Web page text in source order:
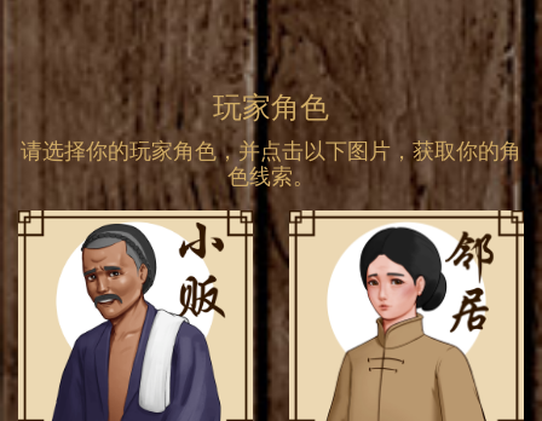
玩家角色
请选择你的玩家角色，并点击以下图片，获取你的角
色线索。